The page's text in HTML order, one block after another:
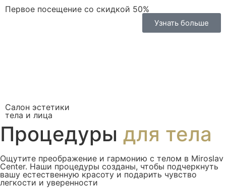
Первое посещение со скидкой 50%
Узнать больше
Салон эстетики
тела и лица
Процедуры для тела
Ощутите преображение и гармонию с телом в Miroslav
Center. Наши процедуры созданы, чтобы подчеркнуть
вашу естественную красоту и подарить чувство
легкости и уверенности